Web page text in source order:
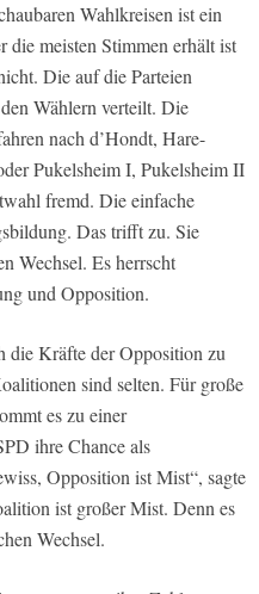
Wahlkreisen ist ein
die meisten Stimmen erhält ist
Die auf die Parteien
Wählern verteilt. Die
nach d’Hondt, Hare-
Pukelsheim I, Pukelsheim II
fremd. Die einfache
Das trifft zu. Sie
Wechsel. Es herrscht
und Opposition.
die Kräfte der Opposition zu
sind selten. Für große
es zu einer
ihre Chance als
Opposition ist Mist“, sagte
ist großer Mist. Denn es
Wechsel.